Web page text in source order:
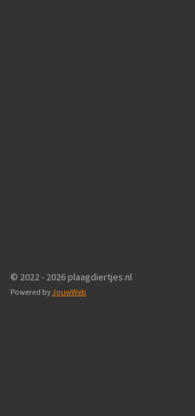
© 2022 - 2026 plaagdiertjes.nl
Powered by JouwWeb